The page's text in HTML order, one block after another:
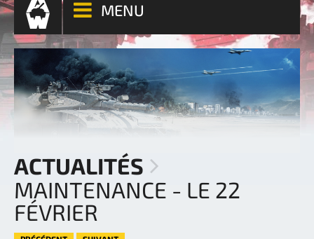
MENU
ACTUALITÉS
MAINTENANCE - LE 22
FÉVRIER